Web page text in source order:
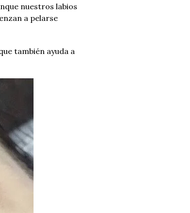
nuestros labios
a pelarse
también ayuda a